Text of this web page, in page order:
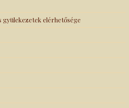
elérhetősége